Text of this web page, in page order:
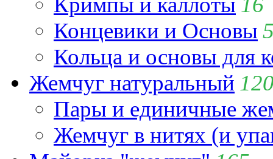
Концевики и Основы
Кольца и основы для
Жемчуг натуральный
Пары и единичные
Жемчуг в нитях (и